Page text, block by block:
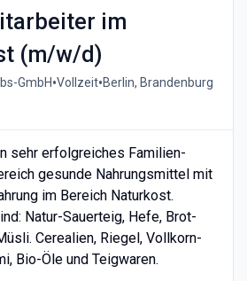
im
(m/w/d)
GmbH•Vollzeit•Berlin, Brandenburg
sehr erfolgreiches Familien-
gesunde Nahrungsmittel mit
im Bereich Naturkost.
Natur-Sauerteig, Hefe, Brot-
Cerealien, Riegel, Vollkorn-
Bio-Öle und Teigwaren.